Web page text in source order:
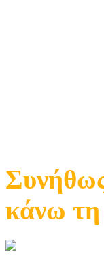
κάνω τη